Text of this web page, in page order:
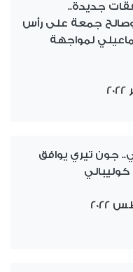
7 صفقات جديدة..
وصالح جمعة على رأس
لمواجهة
جون تيري يوافق